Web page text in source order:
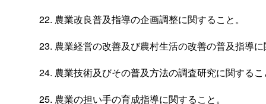
農業改良普及指導の企画調整に関すること。
農業経営の改善及び農村生活の改善の普及指導に
農業技術及びその普及方法の調査研究に関するこ
農業の担い手の育成指導に関すること。